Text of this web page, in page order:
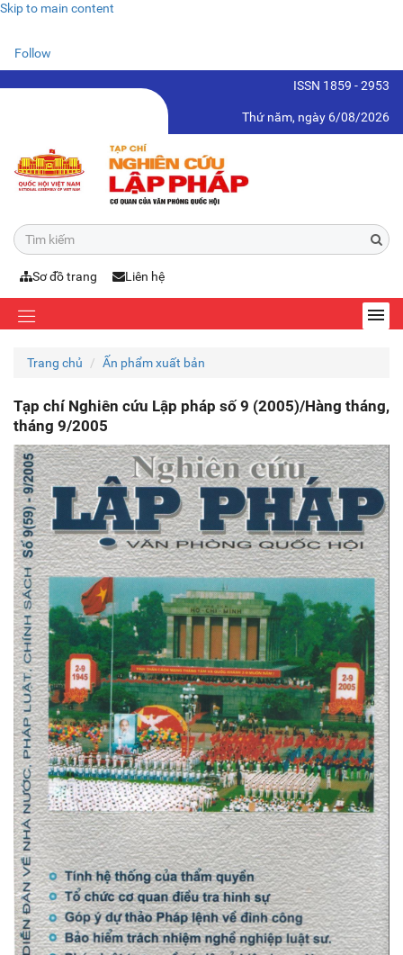
Skip to main content
Follow
ISSN 1859 - 2953
Thứ năm, ngày 6/08/2026
Sơ đồ trang Liên hệ
Trang chủ Ấn phẩm xuất bản
Tạp chí Nghiên cứu Lập pháp số 9 (2005)/Hàng tháng,
tháng 9/2005